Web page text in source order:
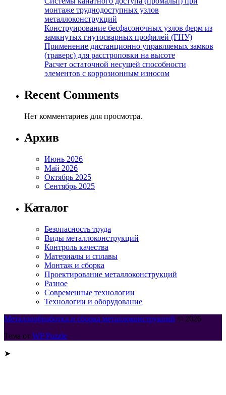
монтаже труднодоступных узлов
металлоконструкций
Конструирование бесфасоночных узлов ферм из
замкнутых гнутосварных профилей (ГНУ)
Применение дистанционно управляемых замков
(траверс) для расстроповки на высоте
Расчет остаточной несущей способности
элементов с коррозионным износом
Recent Comments
Нет комментариев для просмотра.
Архив
Июнь 2026
Май 2026
Октябрь 2025
Сентябрь 2025
Каталог
Безопасность труда
Виды металлоконструкций
Контроль качества
Материалы и сплавы
Монтаж и сборка
Проектирование металлоконструкций
Разное
Современные технологии
Технологии и оборудование
Металлообработка и сборка металлоконструкций © 2026
Тема от WP Puzzle
➤